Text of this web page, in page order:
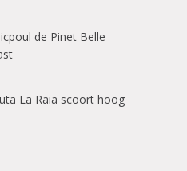
de Pinet Belle
La Raia scoort hoog